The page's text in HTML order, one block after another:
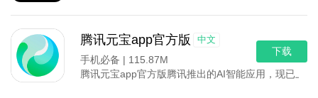
腾讯元宝app官方版 中文
手机必备 | 115.87M
腾讯元宝app官方版腾讯推出的AI智能应用，现已上
下载